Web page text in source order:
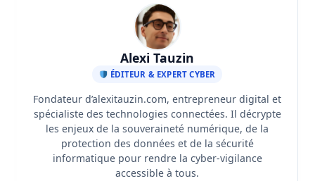
Alexi Tauzin
ÉDITEUR & EXPERT CYBER
Fondateur d’alexitauzin.com, entrepreneur digital et
spécialiste des technologies connectées. Il décrypte
les enjeux de la souveraineté numérique, de la
protection des données et de la sécurité
informatique pour rendre la cyber-vigilance
accessible à tous.